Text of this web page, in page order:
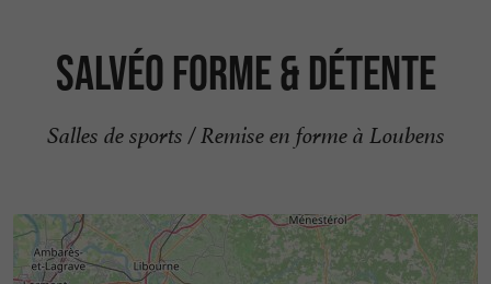
Salvéo Forme & Détente
Salles de sports / Remise en forme à Loubens